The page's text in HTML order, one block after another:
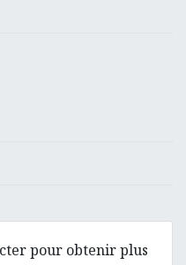
pour obtenir plus